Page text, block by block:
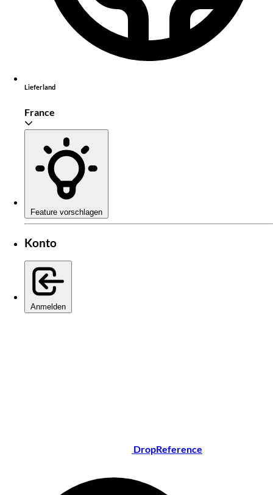
Lieferland
France
Feature vorschlagen
Konto
Anmelden
DropReference